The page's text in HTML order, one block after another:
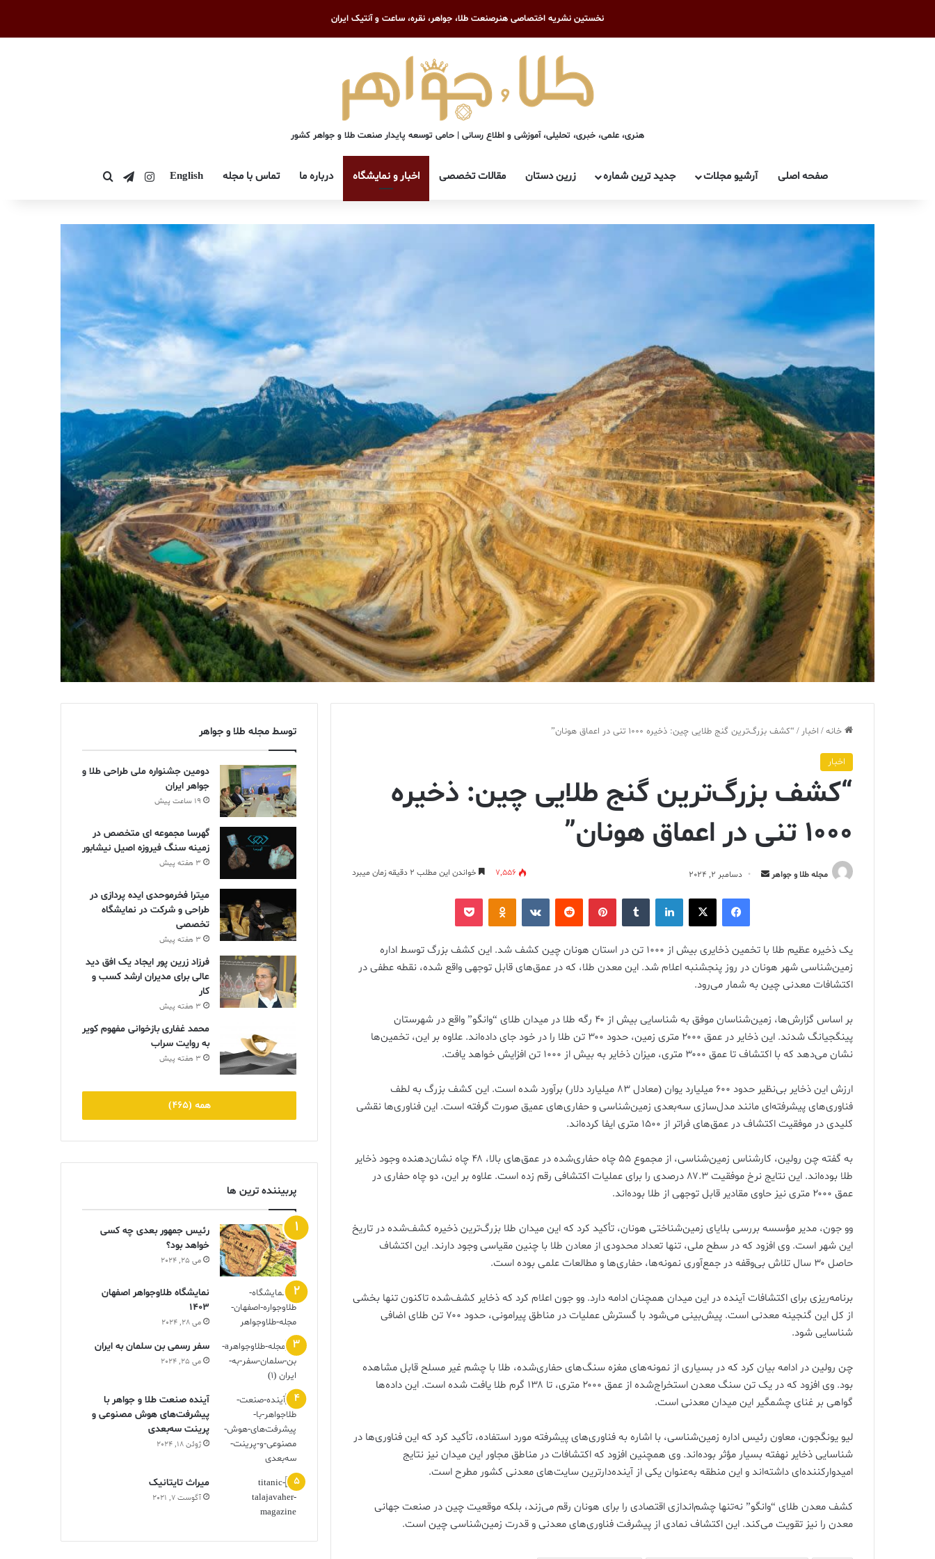
نخستین نشریه اختصاصی هنرصنعت طلا، جواهر، نقره، ساعت و آنتیک ایران
هنری، علمی، خبری، تحلیلی، آموزشی و اطلاع رسانی | حامی توسعه پایدار صنعت طلا و جواهر کشور
صفحه اصلی آرشیو مجلات جدید ترین شماره زرین دستان مقالات تخصصی اخبار و نمایشگاه درباره ما تماس با مجله English اینستاگرام
تلگرامجستجو برای
خانه/ اخبار / “کشف بزرگ‌ترین گنج طلایی چین: ذخیره ۱۰۰۰ تنی در اعماق هونان”
اخبار
“کشف بزرگ‌ترین گنج طلایی چین: ذخیره
۱۰۰۰ تنی در اعماق هونان”
مجله طلا و جواهر
ارسال دسامبر 2, 2024 7,556 خواندن این مطلب 2 دقیقه زمان میبرد
فیس بوک X لینکدین ‫تامبلر ‫پین‌ترست‫رددیت ‫VKontakte
‫Odnoklassniki
پاکت
یک ذخیره عظیم طلا با تخمین ذخایری بیش از ۱۰۰۰ تن در استان هونان چین کشف شد. این کشف بزرگ توسط اداره
زمین‌شناسی شهر هونان در روز پنجشنبه اعلام شد. این معدن طلا، که در عمق‌های قابل توجهی واقع شده، نقطه عطفی در
اکتشافات معدنی چین به شمار می‌رود.
بر اساس گزارش‌ها، زمین‌شناسان موفق به شناسایی بیش از ۴۰ رگه طلا در میدان طلای “وانگو” واقع در شهرستان
پینگجیانگ شدند. این ذخایر در عمق ۲۰۰۰ متری زمین، حدود ۳۰۰ تن طلا را در خود جای داده‌اند. علاوه بر این، تخمین‌ها
نشان می‌دهد که با اکتشاف تا عمق ۳۰۰۰ متری، میزان ذخایر به بیش از ۱۰۰۰ تن افزایش خواهد یافت.
ارزش این ذخایر بی‌نظیر حدود ۶۰۰ میلیارد یوان (معادل ۸۳ میلیارد دلار) برآورد شده است. این کشف بزرگ به لطف
فناوری‌های پیشرفته‌ای مانند مدل‌سازی سه‌بعدی زمین‌شناسی و حفاری‌های عمیق صورت گرفته است. این فناوری‌ها نقشی
کلیدی در موفقیت اکتشاف در عمق‌های فراتر از ۱۵۰۰ متری ایفا کرده‌اند.
به گفته چن رولین، کارشناس زمین‌شناسی، از مجموع ۵۵ چاه حفاری‌شده در عمق‌های بالا، ۴۸ چاه نشان‌دهنده وجود ذخایر
طلا بوده‌اند. این نتایج نرخ موفقیت ۸۷.۳ درصدی را برای عملیات اکتشافی رقم زده است. علاوه بر این، دو چاه حفاری در
عمق ۲۰۰۰ متری نیز حاوی مقادیر قابل توجهی از طلا بوده‌اند.
وو جون، مدیر مؤسسه بررسی بلایای زمین‌شناختی هونان، تأکید کرد که این میدان طلا بزرگ‌ترین ذخیره کشف‌شده در تاریخ
این شهر است. وی افزود که در سطح ملی، تنها تعداد محدودی از معادن طلا با چنین مقیاسی وجود دارند. این اکتشاف
حاصل ۳۰ سال تلاش بی‌وقفه در جمع‌آوری نمونه‌ها، حفاری‌ها و مطالعات علمی بوده است.
برنامه‌ریزی برای اکتشافات آینده در این میدان همچنان ادامه دارد. وو جون اعلام کرد که ذخایر کشف‌شده تاکنون تنها بخشی
از کل این گنجینه معدنی است. پیش‌بینی می‌شود با گسترش عملیات در مناطق پیرامونی، حدود ۷۰۰ تن طلای اضافی
شناسایی شود.
چن رولین در ادامه بیان کرد که در بسیاری از نمونه‌های مغزه سنگ‌های حفاری‌شده، طلا با چشم غیر مسلح قابل مشاهده
بود. وی افزود که در یک تن سنگ معدن استخراج‌شده از عمق ۲۰۰۰ متری، تا ۱۳۸ گرم طلا یافت شده است. این داده‌ها
گواهی بر غنای چشمگیر این میدان معدنی است.
لیو یونگجون، معاون رئیس اداره زمین‌شناسی، با اشاره به فناوری‌های پیشرفته مورد استفاده، تأکید کرد که این فناوری‌ها در
شناسایی ذخایر نهفته بسیار مؤثر بوده‌اند. وی همچنین افزود که اکتشافات در مناطق مجاور این میدان نیز نتایج
امیدوارکننده‌ای داشته‌اند و این منطقه به‌عنوان یکی از آینده‌دارترین سایت‌های معدنی کشور مطرح است.
کشف معدن طلای “وانگو” نه‌تنها چشم‌اندازی اقتصادی را برای هونان رقم می‌زند، بلکه موقعیت چین در صنعت جهانی
معدن را نیز تقویت می‌کند. این اکتشاف نمادی از پیشرفت فناوری‌های معدنی و قدرت زمین‌شناسی چین است.
توسط مجله طلا و جواهر
دومین جشنواره ملی طراحی طلا و
جواهر ایران
19 ساعت پیش
گهرسا مجموعه ای متخصص در
زمینه سنگ فیروزه اصیل نیشابور
3 هفته پیش
میترا فخرموحدی ایده پردازی در
طراحی و شرکت در نمایشگاه
تخصصی
3 هفته پیش
فرزاد زرین پور ایجاد یک افق دید
عالی برای مدیران ارشد کسب و
کار
3 هفته پیش
محمد غفاری بازخوانی مفهوم کویر
به روایت سراب
3 هفته پیش
همه (465)
پربیننده ترین ها
رئیس جمهور بعدی چه کسی
خواهد بود؟
می 25, 2024
نمایشگاه طلاوجواهر اصفهان
1403
می 28, 2024
سفر رسمی بن سلمان به ایران
می 25, 2024
آینده صنعت طلا و جواهر با
پیشرفت‌های هوش مصنوعی و
پرینت سه‌بعدی
ژوئن 18, 2024
ميراث تايتانيک
آگوست 7, 2021